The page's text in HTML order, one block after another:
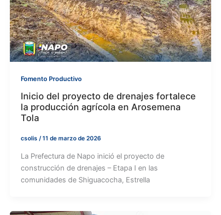
Fomento Productivo
Inicio del proyecto de drenajes fortalece
la producción agrícola en Arosemena
Tola
csolis /11 de marzo de 2026
La Prefectura de Napo inició el proyecto de
construcción de drenajes – Etapa I en las
comunidades de Shiguacocha, Estrella